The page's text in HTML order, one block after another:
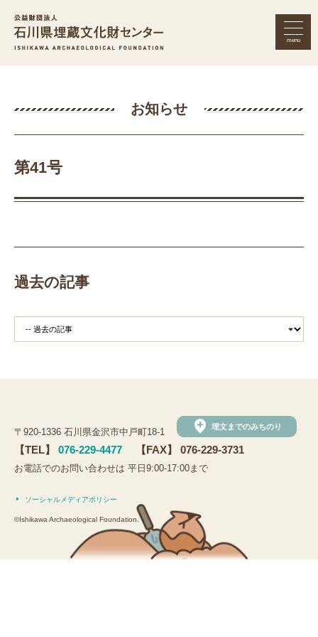
menu
お知らせ
第41号
過去の記事
〒920-1336 石川県金沢市中戸町18-1 add_location 埋文までのみちのり
【TEL】 076-229-4477 【FAX】 076-229-3731
お電話でのお問い合わせは 平日9:00-17:00まで
ソーシャルメディアポリシー
©Ishikawa Archaeological Foundation.